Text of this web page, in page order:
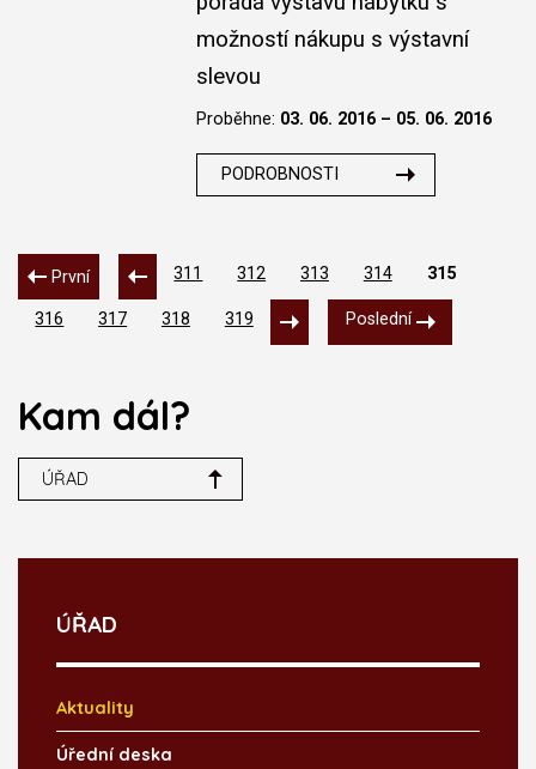
možností nákupu s výstavní
slevou
Proběhne: 03. 06. 2016 – 05. 06. 2016
PODROBNOSTI
První 311 312 313 314 315
316 317 318 319 Poslední
Kam dál?
ÚŘAD
ÚŘAD
Aktuality
Úřední deska